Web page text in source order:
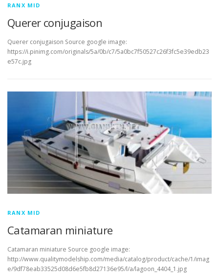
RANX MID
Querer conjugaison
Querer conjugaison Source google image:
https://i.pinimg.com/originals/5a/0b/c7/5a0bc7f50527c26f3fc5e39edb23
e57c.jpg
RANX MID
Catamaran miniature
Catamaran miniature Source google image:
http://www.qualitymodelship.com/media/catalog/product/cache/1/imag
e/9df78eab33525d08d6e5fb8d27136e95/l/a/lagoon_4404_1.jpg